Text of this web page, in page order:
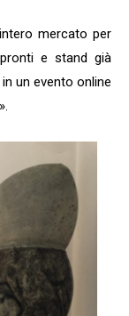
mercato per
e stand già
un evento online